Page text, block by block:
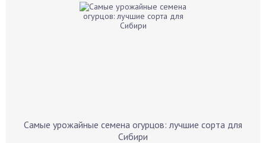
Самые урожайные семена огурцов: лучшие сорта для
Сибири